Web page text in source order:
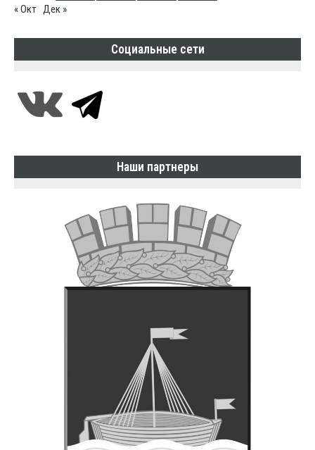
« Окт Дек »
Социальные сети
Наши партнеры